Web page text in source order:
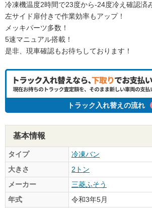
冷凍機温度2時間で23度から-24度冷え確認済
左サイド扉付きで作業効率もアップ！
メッキパーツ多数！
5速マニュアル搭載！
是非、現車確認もお待ちしております！
トラック入れ替えの流れ
基本情報
タイプ
冷凍バン
大きさ
2トン
メーカー
三菱ふそう
年式
令和3年5月